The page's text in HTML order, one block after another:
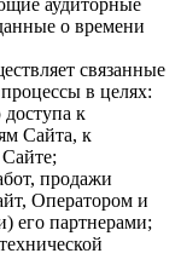
аудиторные
о времени
связанные
в целях:
к
Сайта, к
продажи
Оператором и
его партнерами;